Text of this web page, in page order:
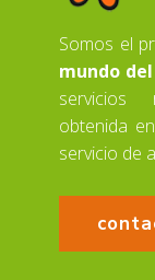
Somos el
mundo
servicios
obtenida
servicio de